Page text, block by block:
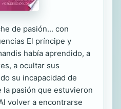
de pasión... con
El príncipe y
había aprendido, a
a ocultar sus
su incapacidad de
la pasión que estuvieron
volver a encontrarse